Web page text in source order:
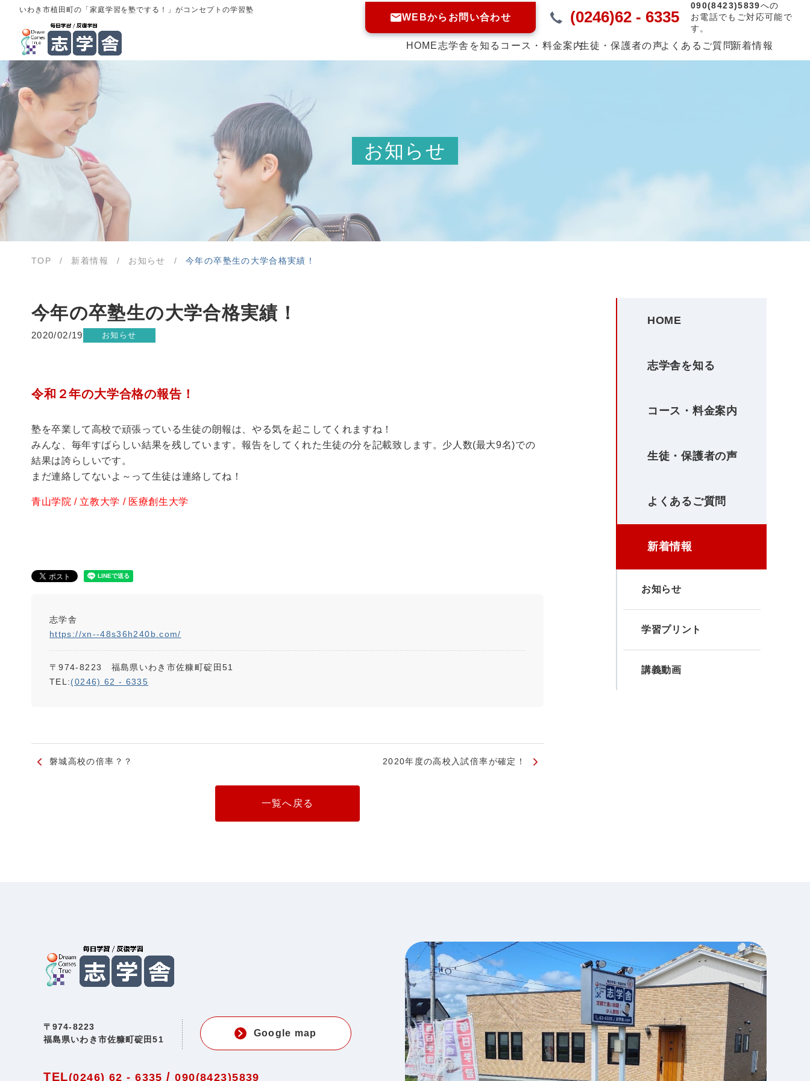
いわき市植田町の「家庭学習を塾でする！」がコンセプトの学習塾
HOME志学舎を知る コース・料金案内生徒・保護者の声よくあるご質問新着情報
WEBからお問い合わせ (0246)62 - 6335
090(8423)5839への
お電話でもご対応可能で
す。
お知らせ
TOP / 新着情報 / お知らせ / 今年の卒塾生の大学合格実績！
今年の卒塾生の大学合格実績！
2020/02/19 お知らせ
令和２年の大学合格の報告！
塾を卒業して高校で頑張っている生徒の朗報は、やる気を起こしてくれますね！
みんな、毎年すばらしい結果を残しています。報告をしてくれた生徒の分を記載致します。少人数(最大9名)での
結果は誇らしいです。
まだ連絡してないよ～って生徒は連絡してね！
青山学院 / 立教大学 / 医療創生大学
志学舎
https://xn--48s36h240b.com/
〒974-8223 福島県いわき市佐糠町碇田51
TEL:(0246) 62 - 6335
磐城高校の倍率？？ 2020年度の高校入試倍率が確定！
一覧へ戻る
HOME
志学舎を知る
コース・料金案内
生徒・保護者の声
よくあるご質問
新着情報
お知らせ
学習プリント
講義動画
〒974-8223
福島県いわき市佐糠町碇田51
Google map
TEL(0246) 62 - 6335 / 090(8423)5839